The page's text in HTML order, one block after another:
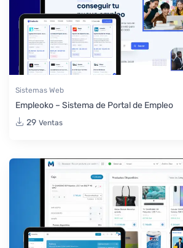
Sistemas Web
Empleoko – Sistema de Portal de Empleo
29 Ventas